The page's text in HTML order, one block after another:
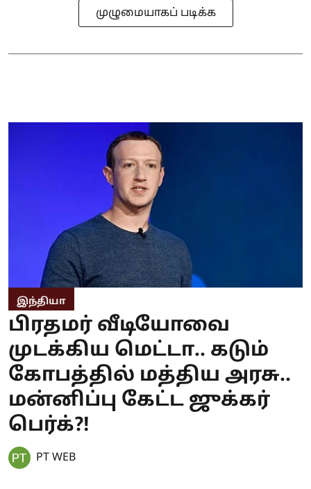
முழுமையாகப் படிக்க
இந்தியா
பிரதமர் வீடியோவை
முடக்கிய மெட்டா.. கடும்
கோபத்தில் மத்திய அரசு..
மன்னிப்பு கேட்ட ஜுக்கர்
பெர்க்?!
PT WEB